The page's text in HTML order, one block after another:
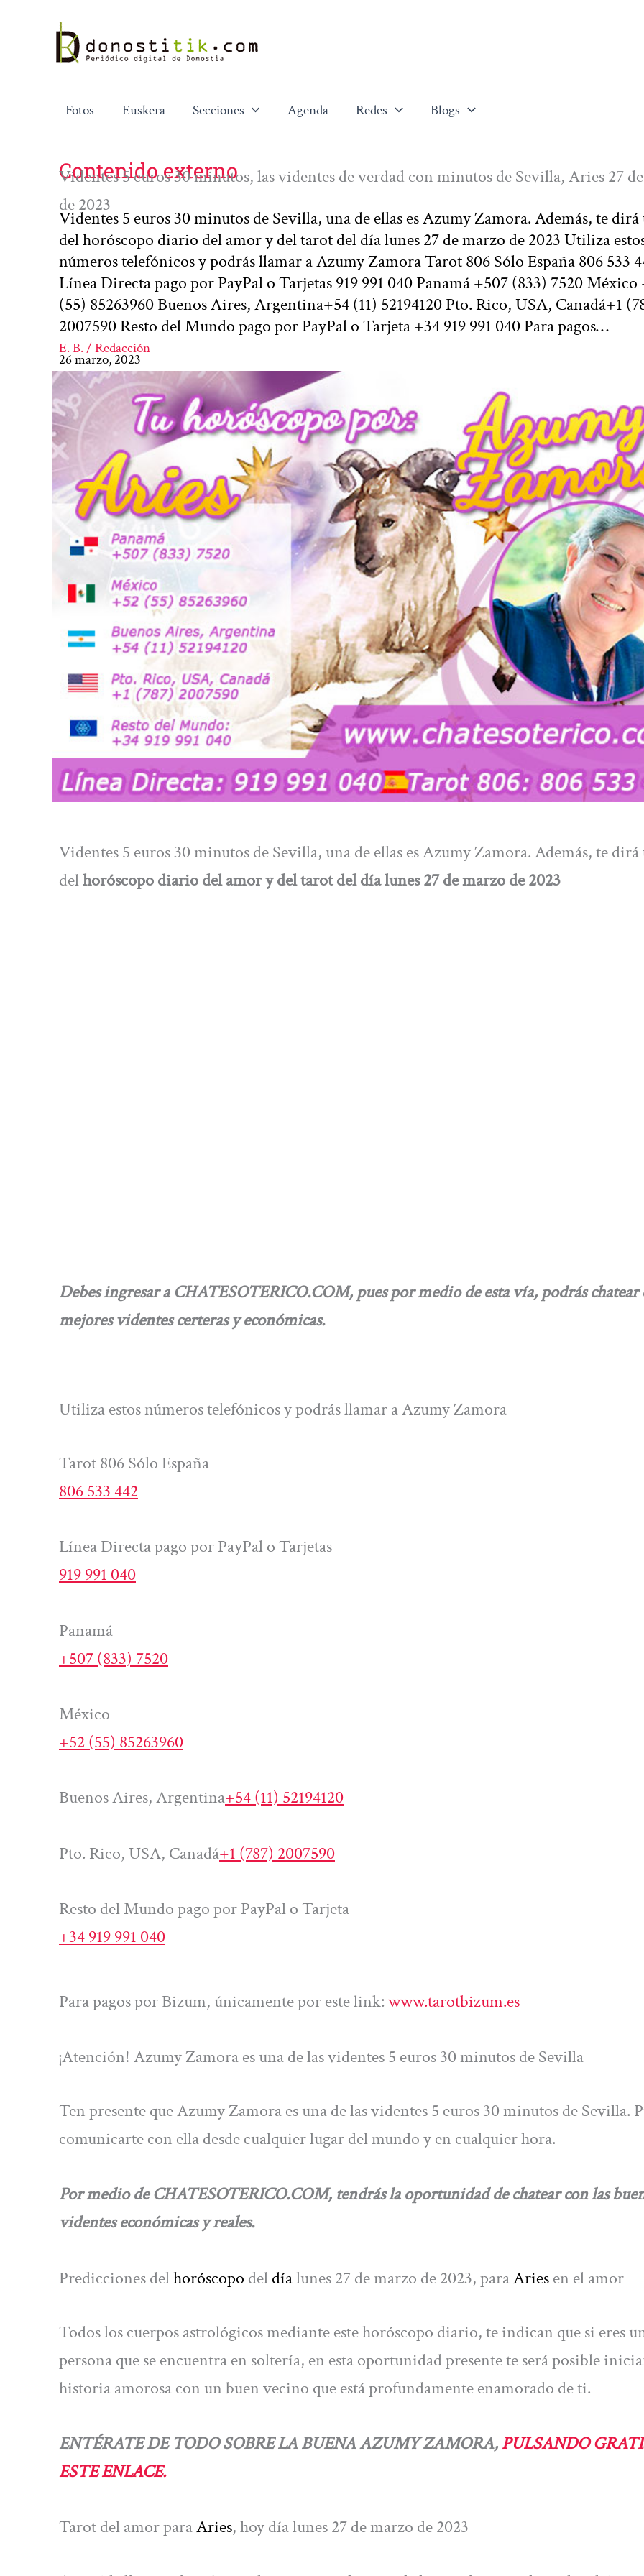
contenido
Fotos Euskera Secciones Agenda Redes Blogs
Contenido externo
Videntes 5 euros 30 minutos, las videntes de verdad con minutos de Sevilla, Aries 27
de 2023
Videntes 5 euros 30 minutos de Sevilla, una de ellas es Azumy Zamora. Además, te
del horóscopo diario del amor y del tarot del día lunes 27 de marzo de 2023 Utiliza
números telefónicos y podrás llamar a Azumy Zamora Tarot 806 Sólo España 806 533
Línea Directa pago por PayPal o Tarjetas 919 991 040 Panamá +507 (833) 7520 México
(55) 85263960 Buenos Aires, Argentina+54 (11) 52194120 Pto. Rico, USA, Canadá+1
2007590 Resto del Mundo pago por PayPal o Tarjeta +34 919 991 040 Para pagos…
E. B. / Redacción
26 marzo, 2023
Videntes 5 euros 30 minutos de Sevilla, una de ellas es Azumy Zamora. Además, te
delhoróscopo diario del amor y del tarot del día lunes 27 de marzo de 2023
Debes ingresar a CHATESOTERICO.COM, pues por medio de esta vía, podrás chatear
mejores videntes certeras y económicas.
Utiliza estos números telefónicos y podrás llamar a Azumy Zamora
Tarot 806 Sólo España
806 533 442
Línea Directa pago por PayPal o Tarjetas
919 991 040
Panamá
+507 (833) 7520
México
+52 (55) 85263960
Buenos Aires, Argentina+54 (11) 52194120
Pto. Rico, USA, Canadá+1 (787) 2007590
Resto del Mundo pago por PayPal o Tarjeta
+34 919 991 040
Para pagos por Bizum, únicamente por este link:www.tarotbizum.es
¡Atención! Azumy Zamora es una de las videntes 5 euros 30 minutos de Sevilla
Ten presente que Azumy Zamora es una de las videntes 5 euros 30 minutos de Sevilla.
comunicarte con ella desde cualquier lugar del mundo y en cualquier hora.
Por medio de CHATESOTERICO.COM, tendrás la oportunidad de chatear con las
videntes económicas y reales.
Predicciones delhoróscopo deldíalunes 27 de marzo de 2023, paraAriesen el amor
Todos los cuerpos astrológicos mediante este horóscopo diario, te indican que si eres
persona que se encuentra en soltería, en esta oportunidad presente te será posible
historia amorosa con un buen vecino que está profundamente enamorado de ti.
ENTÉRATE DE TODO SOBRE LA BUENA AZUMY ZAMORA,PULSANDO
ESTE ENLACE.
Tarot del amor paraAries, hoy día lunes 27 de marzo de 2023